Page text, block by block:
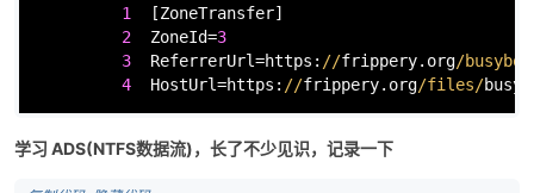
1
[ZoneTransfer]
2 ZoneId=3
3 ReferrerUrl=https: //frippery.org/
4 HostUrl=https: //frippery.org/files/
学习 ADS(NTFS数据流)，长了不少见识，记录一下